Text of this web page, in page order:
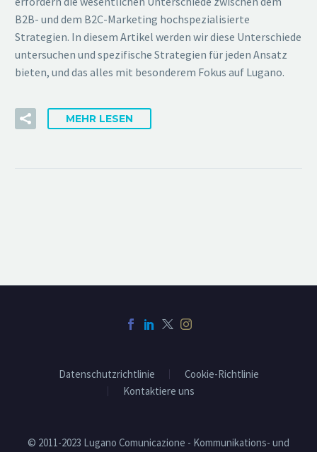
B2B- und dem B2C-Marketing hochspezialisierte
Strategien. In diesem Artikel werden wir diese Unterschiede
untersuchen und spezifische Strategien für jeden Ansatz
bieten, und das alles mit besonderem Fokus auf Lugano.
MEHR LESEN
Datenschutzrichtlinie
Cookie-Richtlinie
Kontaktiere uns
© 2011-2023 Lugano Comunicazione - Kommunikations- und